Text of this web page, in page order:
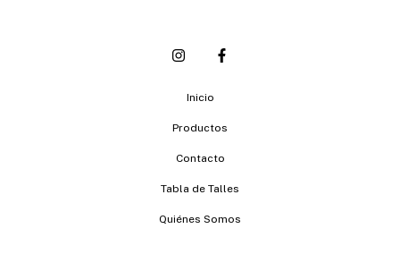
Inicio
Productos
Contacto
Tabla de Talles
Quiénes Somos